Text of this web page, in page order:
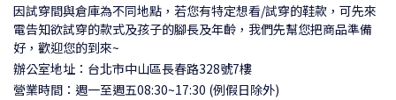
因試穿間與倉庫為不同地點，若您有特定想看/試穿的鞋款，可先來
電告知欲試穿的款式及孩子的腳長及年齡，我們先幫您把商品準備
好，歡迎您的到來~
辦公室地址：台北市中山區長春路328號7樓
營業時間：週一至週五08:30~17:30 (例假日除外)